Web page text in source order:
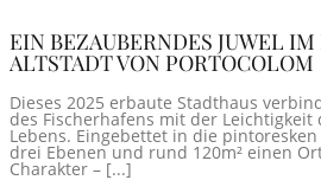
EIN BEZAUBERNDES JUWEL
ALTSTADT VON PORTOCOLOM
Dieses 2025 erbaute Stadthaus
des Fischerhafens mit der
Lebens. Eingebettet in die
drei Ebenen und rund 120m² einen
Charakter – [...]